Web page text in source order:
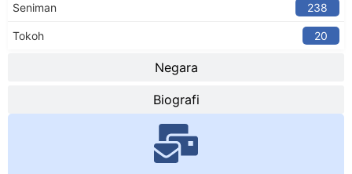
Negara
Biografi
Seniman 238
Tokoh 20